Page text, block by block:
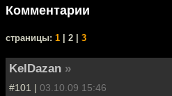
Комментарии
cтраницы: 1 | 2 | 3
KelDazan »
#101 | 03.10.09 15:46